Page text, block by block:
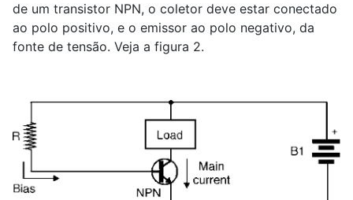
de um transistor NPN, o coletor deve estar conectado
ao polo positivo, e o emissor ao polo negativo, da
fonte de tensão. Veja a figura 2.